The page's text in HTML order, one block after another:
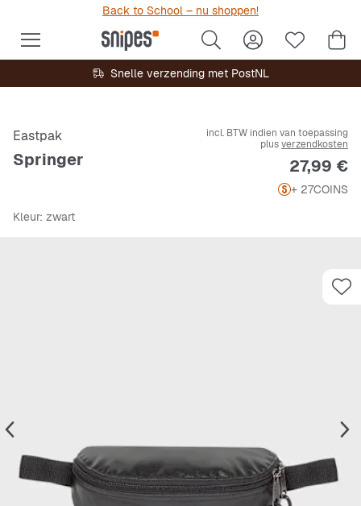
Back to School – nu shoppen!
Snelle verzending met PostNL
Eastpak
Springer
incl. BTW indien van toepassing
plusverzendkosten
Prijs
27,99 €
+ 27COINS
Kleur: zwart